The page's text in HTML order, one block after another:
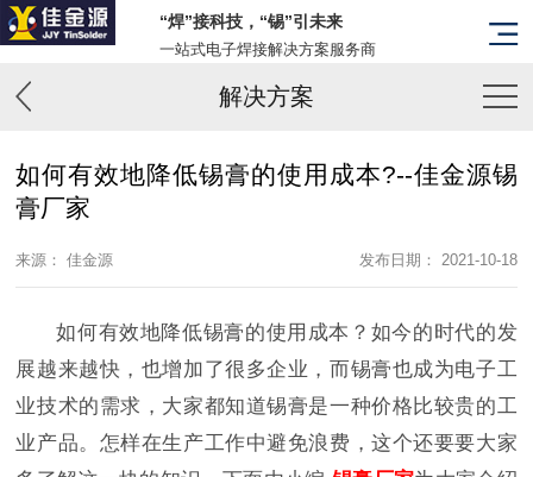
“焊”接科技，“锡”引未来
一站式电子焊接解决方案服务商
解决方案
如何有效地降低锡膏的使用成本?--佳金源锡
膏厂家
来源： 佳金源 发布日期： 2021-10-18
如何有效地降低锡膏的使用成本？如今的时代的发
展越来越快，也增加了很多企业，而锡膏也成为电子工
业技术的需求，大家都知道锡膏是一种价格比较贵的工
业产品。怎样在生产工作中避免浪费，这个还要要大家